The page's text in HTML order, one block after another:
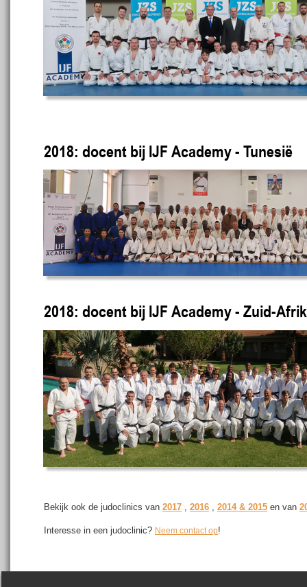
2018: docent bij IJF Academy - Tunesië
2018: docent bij IJF Academy - Zuid-
Bekijk ook de judoclinics van 2017 , 2016 , 2014 & 2015 en van
Interesse in een judoclinic? Neem contact op!